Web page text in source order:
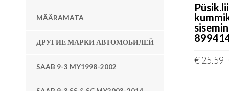
MÄÄRAMATA
ДРУГИЕ МАРКИ АВТОМОБИЛЕЙ
SAAB 9-3 MY1998-2002
€25.59